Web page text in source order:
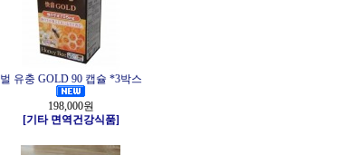
벌 유충 GOLD 90 캡슐 *3박스
198,000원
[기타 면역건강식품]